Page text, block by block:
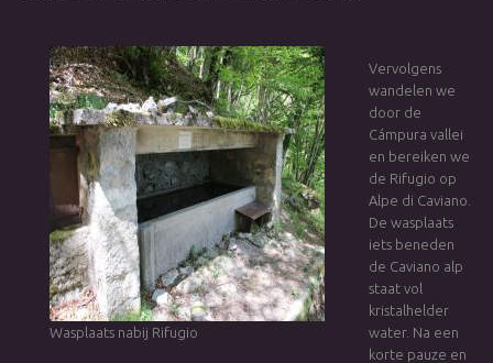
Wasplaats nabij Rifugio
Vervolgens
wandelen we
door de
Cámpura vallei
en bereiken we
de Rifugio op
Alpe di Caviano.
De wasplaats
iets beneden
de Caviano alp
staat vol
kristalhelder
water. Na een
korte pauze en